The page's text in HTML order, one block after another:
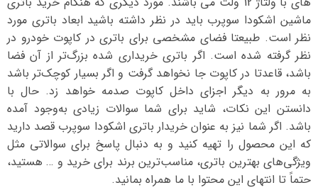
ماشین اشکودا سوپرب باید در نظر داشته باشید ابعاد باتری مورد
نظر است. طبیعتا فضای مشخصی برای باتری در کاپوت خودرو در
نظر گرفته شده است. اگر باتری خریداری شده بزرگ‌تر از آن فضا
باشد، قاعدتا در کاپوت جا نخواهد گرفت و اگر بسیار کوچک‌تر باشد
به مرور به دیگر اجزای داخل کاپوت صدمه خواهد زد. حال با
دانستن این نکات، شاید برای شما سوالات زیادی به‌وجود آمده
باشد. اگر شما نیز به عنوان خریدار باتری اشکودا سوپرب قصد دارید
که این محصول را تهیه کنید و به دنبال پاسخ برای سوالاتی مثل
ویژگی‌های بهترین باتری، مناسب‌ترین برند برای خرید و … هستید،
حتماً تا انتهای این محتوا با ما همراه بمانید.